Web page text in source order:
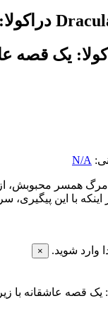
N/A
مرگ همسر محبوبش،
با این
وارد شوید.
×